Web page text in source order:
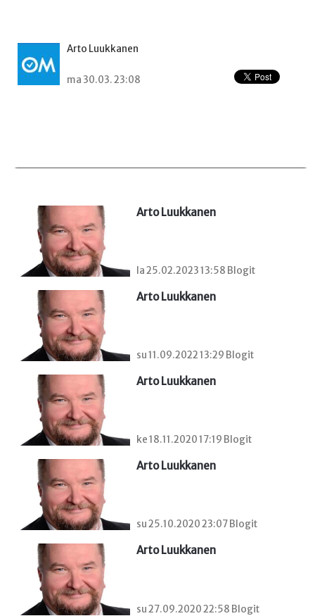
Arto Luukkanen
ma 30.03. 23:08
Arto Luukkanen
la 25.02.2023 13:58 Blogit
Arto Luukkanen
su 11.09.2022 13:29 Blogit
Arto Luukkanen
ke 18.11.2020 17:19 Blogit
Arto Luukkanen
su 25.10.2020 23:07 Blogit
Arto Luukkanen
su 27.09.2020 22:58 Blogit